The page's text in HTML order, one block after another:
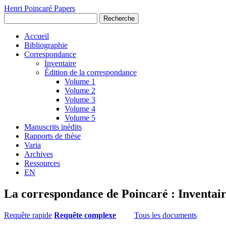
Henri Poincaré Papers
Recherche
Accueil
Bibliographie
Correspondance
Inventaire
Édition de la correspondance
Volume 1
Volume 2
Volume 3
Volume 4
Volume 5
Manuscrits inédits
Rapports de thèse
Varia
Archives
Ressources
EN
La correspondance de Poincaré :
Requête rapide Requête complexe Tous les documents